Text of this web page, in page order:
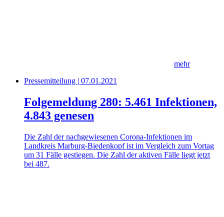
mehr
Pressemitteilung | 07.01.2021
Folgemeldung 280: 5.461 Infektionen,
4.843 genesen
Die Zahl der nachgewiesenen Corona-Infektionen im
Landkreis Marburg-Biedenkopf ist im Vergleich zum Vortag
um 31 Fälle gestiegen. Die Zahl der aktiven Fälle liegt jetzt
bei 487.